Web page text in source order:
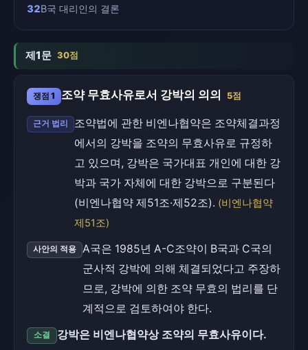
32B국 대리인의 결론
제1문 30점
쟁점 1 조약 무효사유로서 강박의 의의 5점
근거 법리
조약법에 관한 비엔나협약은 조약체결과정
에서의 강박을 조약의 무효사유로 규정하
고 있으며, 강박은 국가대표 개인에 대한 강
박과 국가 자체에 대한 강박으로 구분된다
(비엔나협약 제51조·제52조). (비엔나협약
제51조)
사안의 적용
A국은 1985년 A-C조약이 B국과 C국의
군사적 강박에 의해 체결되었다고 주장하
므로, 강박에 의한 조약 무효의 법리를 단
계적으로 검토하여야 한다.
소결 강박은 비엔나협약상 조약의 무효사유이다.